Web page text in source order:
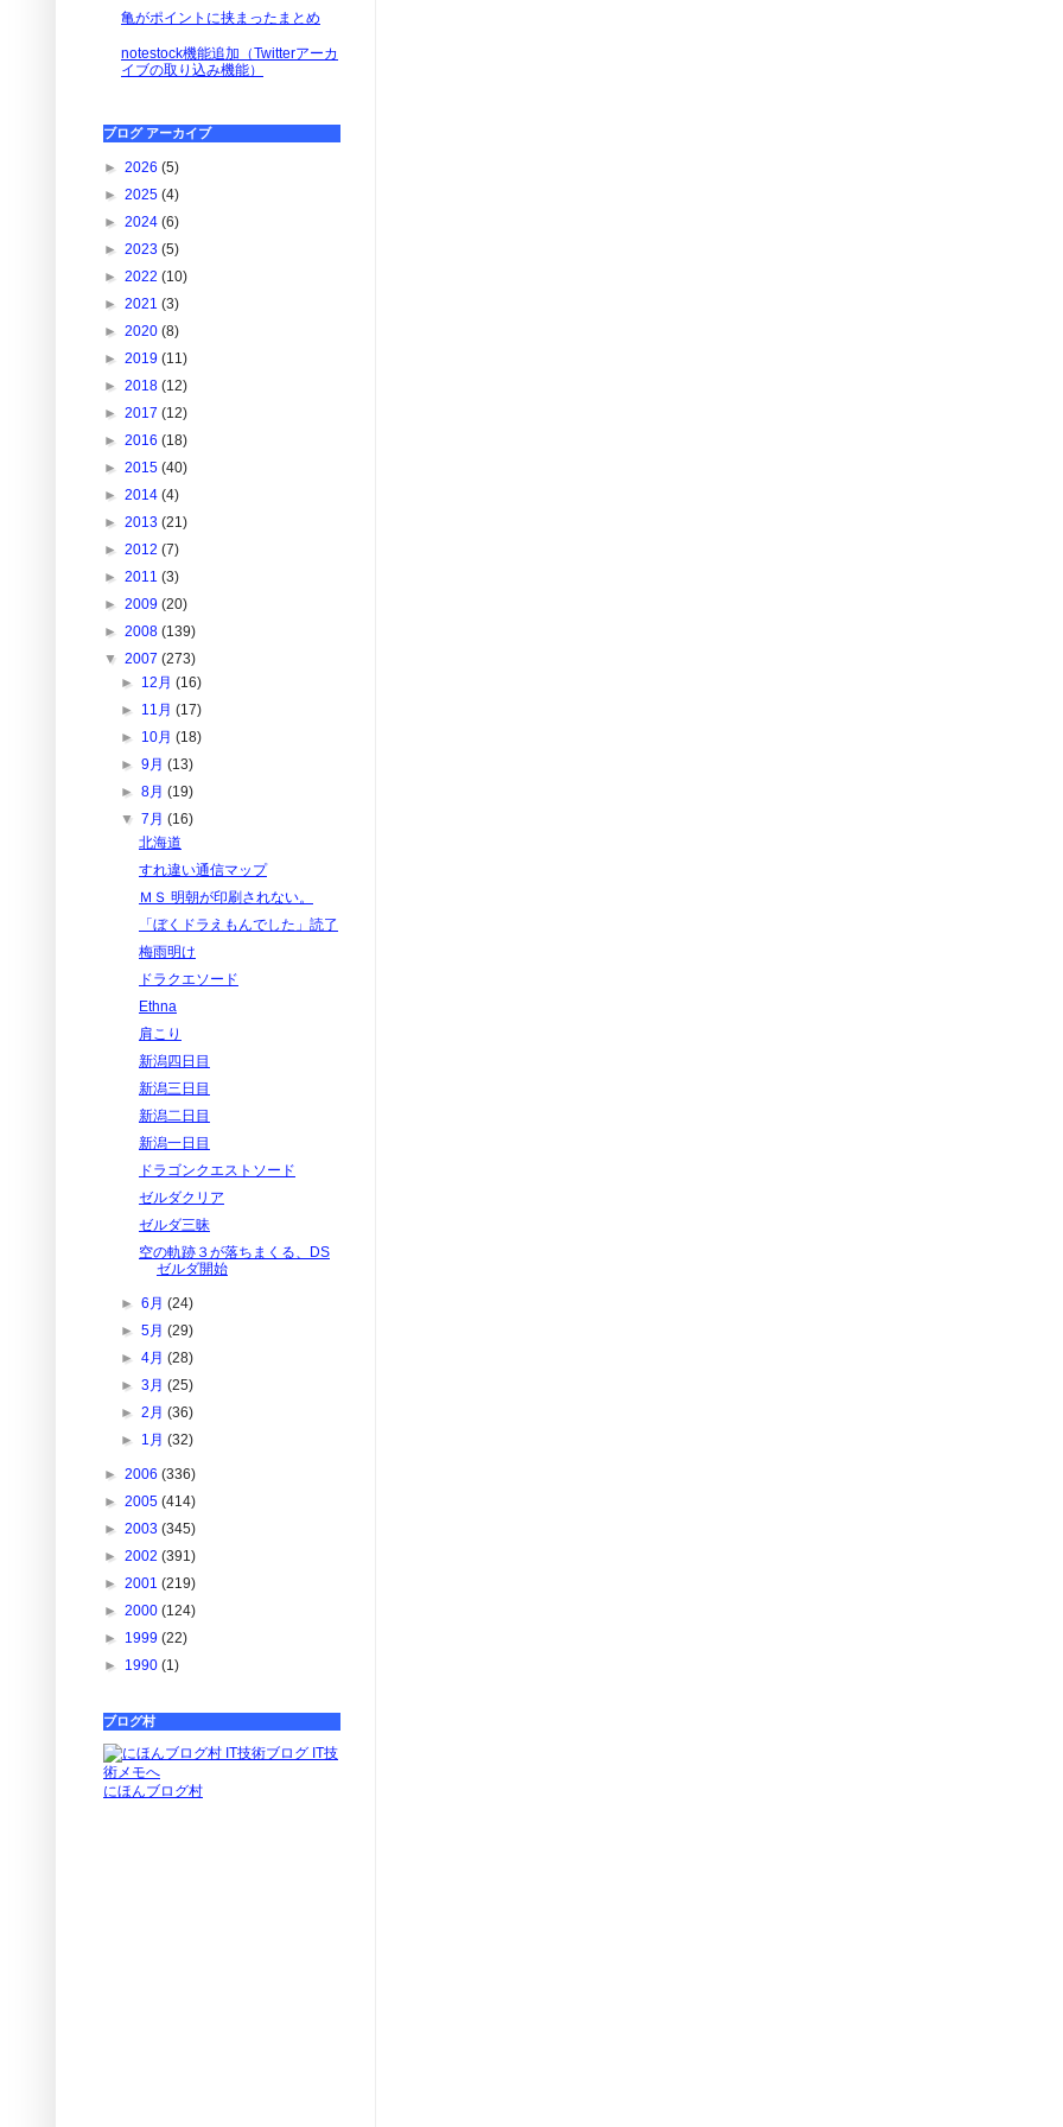
亀がポイントに挟まったまとめ
notestock機能追加（Twitterアーカ
イブの取り込み機能）
ブログ アーカイブ
► 2026 (5)
► 2025 (4)
► 2024 (6)
► 2023 (5)
► 2022 (10)
► 2021 (3)
► 2020 (8)
► 2019 (11)
► 2018 (12)
► 2017 (12)
► 2016 (18)
► 2015 (40)
► 2014 (4)
► 2013 (21)
► 2012 (7)
► 2011 (3)
► 2009 (20)
► 2008 (139)
▼ 2007 (273)
► 12月(16)
► 11月(17)
► 10月(18)
►9月(13)
►8月(19)
▼7月(16)
北海道
すれ違い通信マップ
ＭＳ 明朝が印刷されない。
「ぼくドラえもんでした」読了
梅雨明け
ドラクエソード
Ethna
肩こり
新潟四日目
新潟三日目
新潟二日目
新潟一日目
ドラゴンクエストソード
ゼルダクリア
ゼルダ三昧
空の軌跡３が落ちまくる、DS
ゼルダ開始
►6月(24)
►5月(29)
►4月(28)
►3月(25)
►2月(36)
► 1月(32)
► 2006 (336)
► 2005 (414)
► 2003 (345)
► 2002 (391)
► 2001 (219)
► 2000 (124)
► 1999 (22)
► 1990 (1)
ブログ村
にほんブログ村